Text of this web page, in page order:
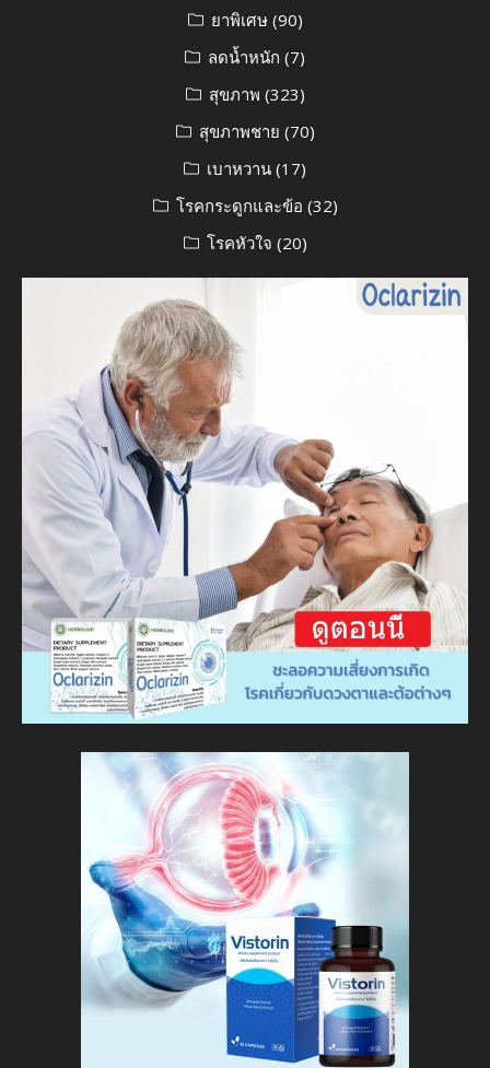
ยาพิเศษ(90)
ลดน้ำหนัก (7)
สุขภาพ (323)
สุขภาพชาย (70)
เบาหวาน (17)
โรคกระดูกและข้อ (32)
โรคหัวใจ (20)